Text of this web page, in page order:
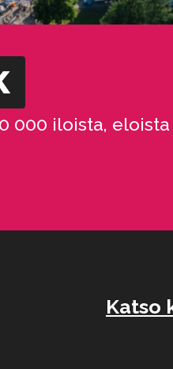
000 iloista, eloista
Katso